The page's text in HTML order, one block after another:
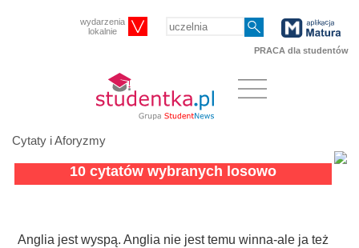
wydarzenia
lokalnie
PRACA dla studentów
Cytaty i Aforyzmy
10 cytatów wybranych losowo
Anglia jest wyspą. Anglia nie jest temu winna-ale ja też